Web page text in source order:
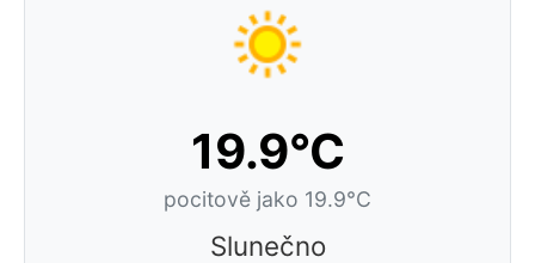
19.9°C
pocitově jako 19.9°C
Slunečno